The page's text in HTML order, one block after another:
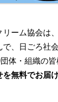
ーム協会は、
で、日ごろ社
体・組織の皆
を無料でお届